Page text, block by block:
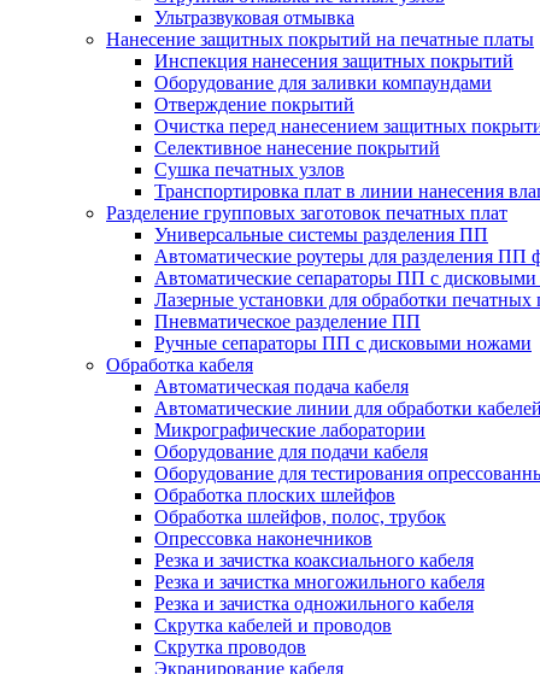
Ультразвуковая отмывка
Нанесение защитных покрытий на печатные платы
Инспекция нанесения защитных покрытий
Оборудование для заливки компаундами
Отверждение покрытий
Очистка перед нанесением защитных
Селективное нанесение покрытий
Сушка печатных узлов
Транспортировка плат в линии нанесения
Разделение групповых заготовок печатных плат
Универсальные системы разделения ПП
Автоматические роутеры для разделения ПП
Автоматические сепараторы ПП с
Лазерные установки для обработки печатных
Пневматическое разделение ПП
Ручные сепараторы ПП с дисковыми ножами
Обработка кабеля
Автоматическая подача кабеля
Автоматические линии для обработки
Микрографические лаборатории
Оборудование для подачи кабеля
Оборудование для тестирования
Обработка плоских шлейфов
Обработка шлейфов, полос, трубок
Опрессовка наконечников
Резка и зачистка коаксиального кабеля
Резка и зачистка многожильного кабеля
Резка и зачистка одножильного кабеля
Скрутка кабелей и проводов
Скрутка проводов
Экранирование кабеля